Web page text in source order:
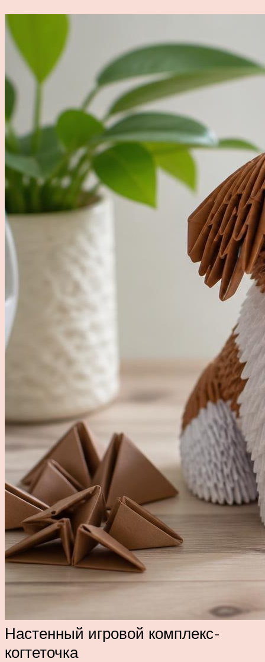
Настенный игровой комплекс-
когтеточка